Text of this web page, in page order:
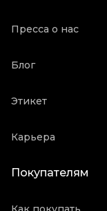
Пресса о нас
Блог
Этикет
Карьера
Покупателям